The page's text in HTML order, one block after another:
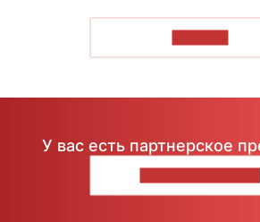
У вас есть партнерское